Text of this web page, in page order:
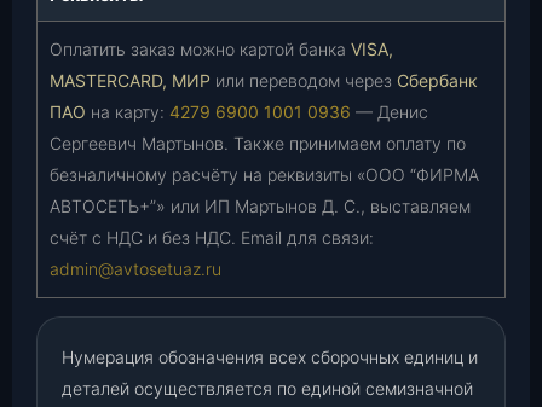
Оплатить заказ можно картой банка VISA,
MASTERCARD, МИР или переводом через Сбербанк
ПАО на карту: 4279 6900 1001 0936 — Денис
Сергеевич Мартынов. Также принимаем оплату по
безналичному расчёту на реквизиты «ООО “ФИРМА
АВТОСЕТЬ+”» или ИП Мартынов Д. С., выставляем
счёт с НДС и без НДС. Email для связи:
admin@avtosetuaz.ru
Нумерация обозначения всех сборочных единиц и
деталей осуществляется по единой семизначной